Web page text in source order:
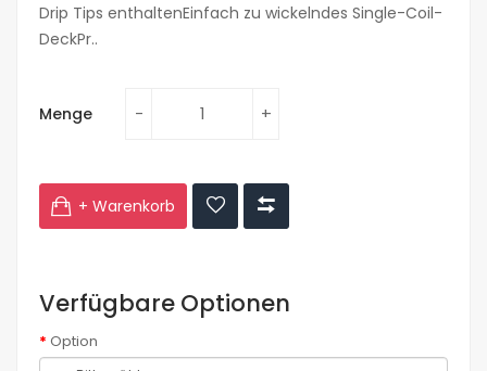
Drip Tips enthaltenEinfach zu wickelndes Single-Coil-
DeckPr..
Menge
+ Warenkorb
Verfügbare Optionen
Option